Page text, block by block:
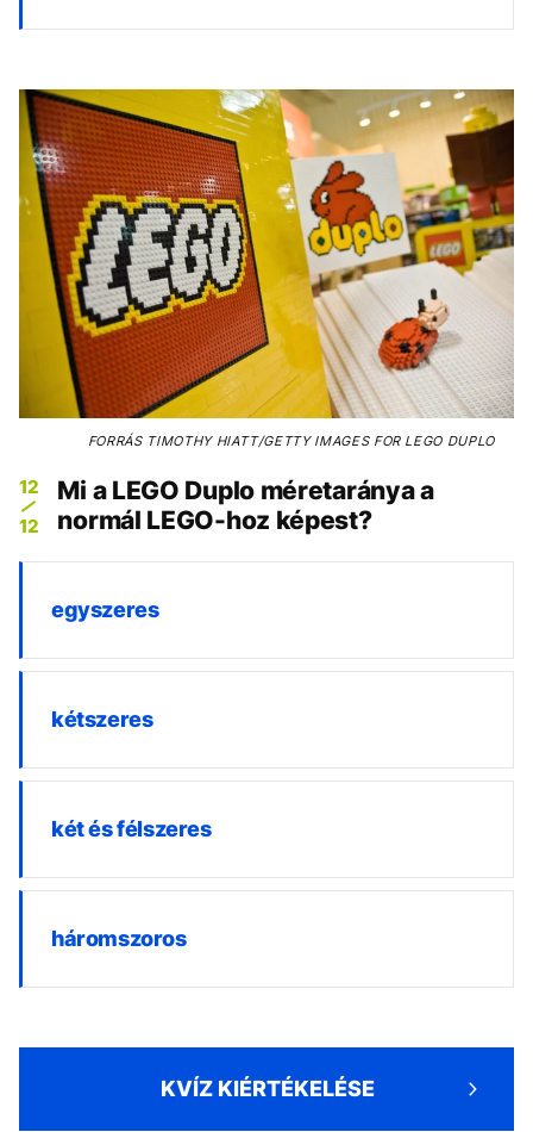
FORRÁSTIMOTHY HIATT/GETTY IMAGES FOR LEGO DUPLO
12
12
Mi a LEGO Duplo méretaránya a
normál LEGO-hoz képest?
egyszeres
kétszeres
két és félszeres
háromszoros
KVÍZ KIÉRTÉKELÉSE